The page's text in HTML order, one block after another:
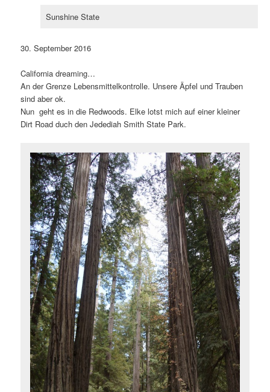
Sunshine State
30. September 2016
California dreaming…
An der Grenze Lebensmittelkontrolle. Unsere Äpfel und Trauben
sind aber ok.
Nun geht es in die Redwoods. Elke lotst mich auf einer kleiner
Dirt Road duch den Jedediah Smith State Park.